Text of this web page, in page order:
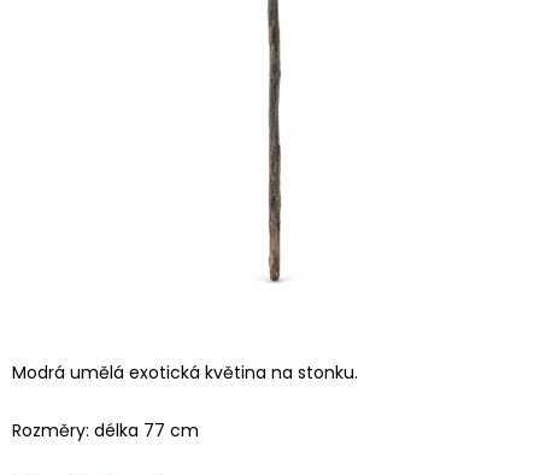
Modrá umělá exotická květina na stonku.
Rozměry: délka 77 cm